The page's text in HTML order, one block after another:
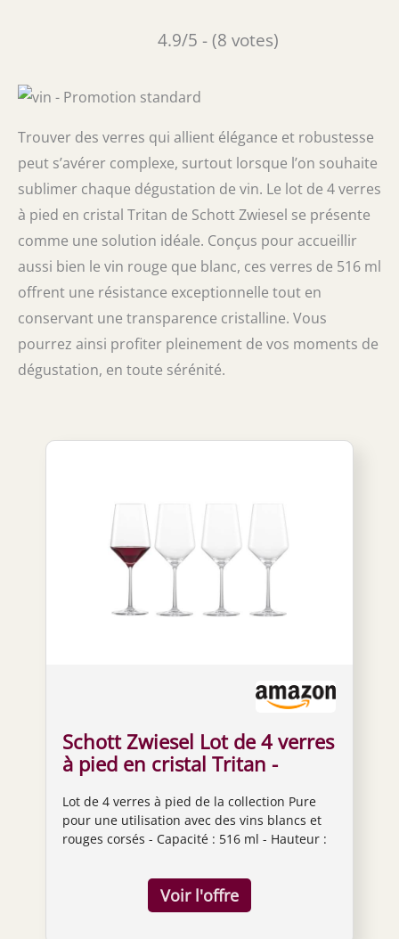
4.9/5 - (8 votes)
Trouver des verres qui allient élégance et robustesse
peut s’avérer complexe, surtout lorsque l’on souhaite
sublimer chaque dégustation de vin. Le lot de 4 verres
à pied en cristal Tritan de Schott Zwiesel se présente
comme une solution idéale. Conçus pour accueillir
aussi bien le vin rouge que blanc, ces verres de 516 ml
offrent une résistance exceptionnelle tout en
conservant une transparence cristalline. Vous
pourrez ainsi profiter pleinement de vos moments de
dégustation, en toute sérénité.
Schott Zwiesel Lot de 4 verres
à pied en cristal Tritan -
516 ml
Lot de 4 verres à pied de la collection Pure
pour une utilisation avec des vins blancs et
rouges corsés - Capacité : 516 ml - Hauteur :
titane et oxyde de zirconium sans plomb,
incassable, résistant aux rayures, résistant
aux chocs thermiques, breveté. Collection